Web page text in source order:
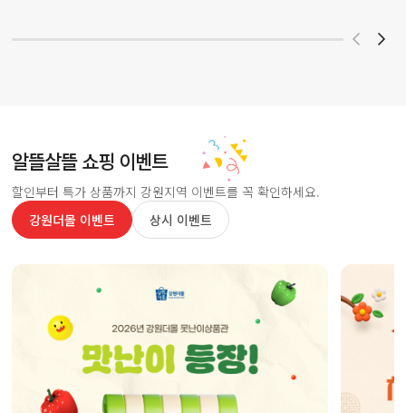
알뜰살뜰 쇼핑 이벤트
할인부터 특가 상품까지 강원지역 이벤트를 꼭 확인하세요.
강원더몰 이벤트
상시 이벤트